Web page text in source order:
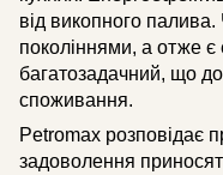
від викопного
поколіннями, а отже є
багатозадачний, що
споживання.
Petromax розповідає
задоволення